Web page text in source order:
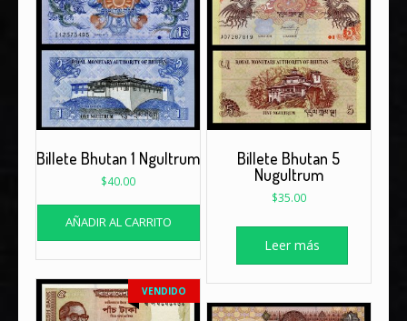
Billete Bhutan 1 Ngultrum
$40.00
AÑADIR AL CARRITO
Billete Bhutan 5
Nugultrum
$35.00
Leer más
VENDIDO